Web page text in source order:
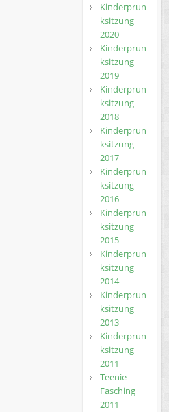
Kinderprun
ksitzung
2020
Kinderprun
ksitzung
2019
Kinderprun
ksitzung
2018
Kinderprun
ksitzung
2017
Kinderprun
ksitzung
2016
Kinderprun
ksitzung
2015
Kinderprun
ksitzung
2014
Kinderprun
ksitzung
2013
Kinderprun
ksitzung
2011
Teenie
Fasching
2011